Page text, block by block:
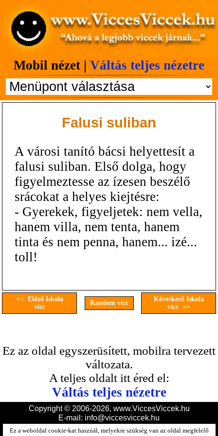
Mobil nézet | Váltás teljes nézetre
Falusi suliban
A városi tanító bácsi helyettesít a
falusi suliban. Első dolga, hogy
figyelmeztesse az ízesen beszélő
srácokat a helyes kiejtésre:
- Gyerekek, figyeljetek: nem vella,
hanem villa, nem tenta, hanem
tinta és nem penna, hanem... izé...
toll!
<< Előző Iskola
vicc
Random vicc
Következő Iskola
vicc >>
Ez az oldal egyszerüsített, mobilra tervezett
változata.
A teljes oldalt itt éred el:
Váltás teljes nézetre
Copyright © 2006-2026, www.ViccesViccek.hu
E-mail: info@viccesviccek.hu
Ez a weboldal cookie-kat használ, melyekre szükség van az oldal megfelelő